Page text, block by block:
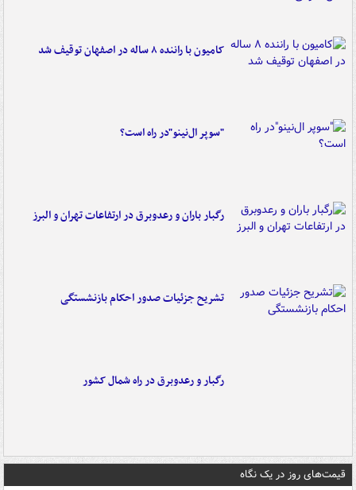
کامیون با راننده ۸ ساله در اصفهان توقیف شد
"سوپر ال‌نینو"در راه است؟
رگبار باران و رعدوبرق در ارتفاعات تهران و البرز
تشریح جزئیات صدور احکام بازنشستگی
رگبار و رعدوبرق در راه شمال کشور
قیمت‌های روز در یک نگاه